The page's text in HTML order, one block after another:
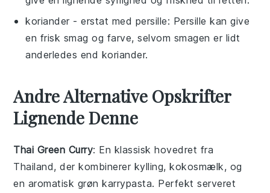
koriander - erstat med persille: Persille kan give
en frisk smag og farve, selvom smagen er lidt
anderledes end koriander.
Andre Alternative Opskrifter
Lignende Denne
Thai Green Curry: En klassiskhovedret fra
Thailand, der kombinerer kylling,kokosmælk, og
en aromatisk grøn karrypasta. Perfekt serveret